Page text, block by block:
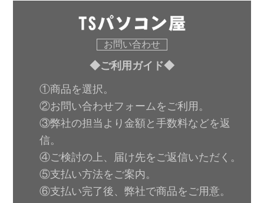
お問い合わせ
◆ご利用ガイド◆
①商品を選択。
②お問い合わせフォームをご利用。
③弊社の担当より金額と手数料などを返
信。
④ご検討の上、届け先をご返信いただく。
⑤支払い方法をご案内。
⑥支払い完了後、弊社で商品をご用意。